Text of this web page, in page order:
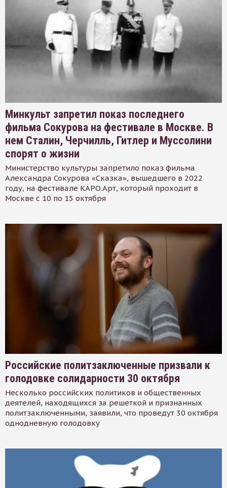
Минкульт запретил показ последнего
фильма Сокурова на фестивале в Москве. В
нем Сталин, Черчилль, Гитлер и Муссолини
спорят о жизни
Министерство культуры запретило показ фильма
Александра Сокурова «Сказка», вышедшего в 2022
году, на фестивале КАРО.Арт, который проходит в
Москве с 10 по 15 октября
Российские политзаключенные призвали к
голодовке солидарности 30 октября
Несколько российских политиков и общественных
деятелей, находящихся за решеткой и признанных
политзаключенными, заявили, что проведут 30 октября
однодневную голодовку